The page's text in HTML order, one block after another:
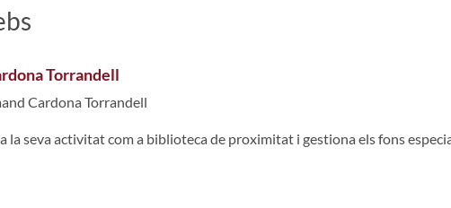
Torrandell
Cardona Torrandell
la seva activitat com a biblioteca de proximitat i gestiona els fons